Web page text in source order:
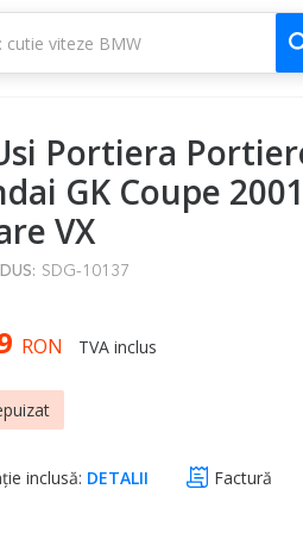
Portiera
GK Coupe
VX
SDG-10137
RON TVA inclus
inclusă: DETALII Factură